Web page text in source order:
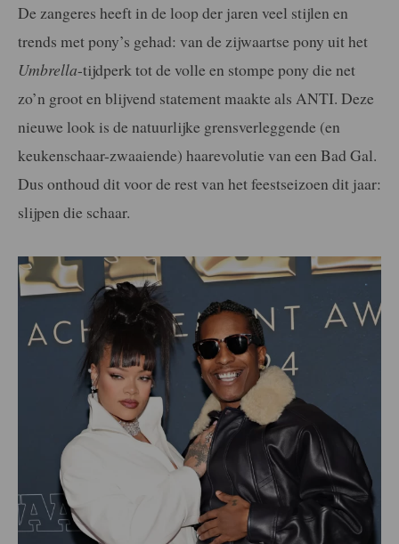
De zangeres heeft in de loop der jaren veel stijlen en
trends met pony’s gehad: van de zijwaartse pony uit het
Umbrella-tijdperk tot de volle en stompe pony die net
zo’n groot en blijvend statement maakte als ANTI. Deze
nieuwe look is de natuurlijke grensverleggende (en
keukenschaar-zwaaiende) haarevolutie van een Bad Gal.
Dus onthoud dit voor de rest van het feestseizoen dit jaar:
slijpen die schaar.